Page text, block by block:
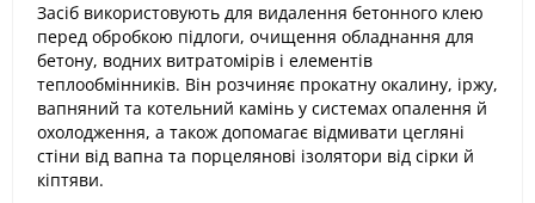
Засіб використовують для видалення бетонного клею
перед обробкою підлоги, очищення обладнання для
бетону, водних витратомірів і елементів
теплообмінників. Він розчиняє прокатну окалину, іржу,
вапняний та котельний камінь у системах опалення й
охолодження, а також допомагає відмивати цегляні
стіни від вапна та порцелянові ізолятори від сірки й
кіптяви.